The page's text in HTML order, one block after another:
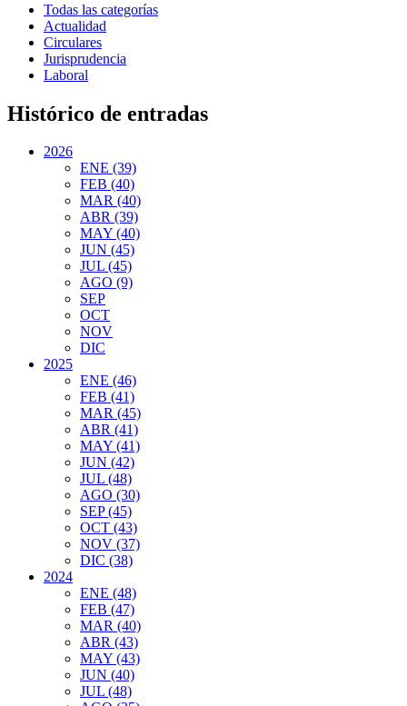
Todas las categorías
Actualidad
Circulares
Jurisprudencia
Laboral
Histórico de entradas
2026
ENE (39)
FEB (40)
MAR (40)
ABR (39)
MAY (40)
JUN (45)
JUL (45)
AGO (9)
SEP
OCT
NOV
DIC
2025
ENE (46)
FEB (41)
MAR (45)
ABR (41)
MAY (41)
JUN (42)
JUL (48)
AGO (30)
SEP (45)
OCT (43)
NOV (37)
DIC (38)
2024
ENE (48)
FEB (47)
MAR (40)
ABR (43)
MAY (43)
JUN (40)
JUL (48)